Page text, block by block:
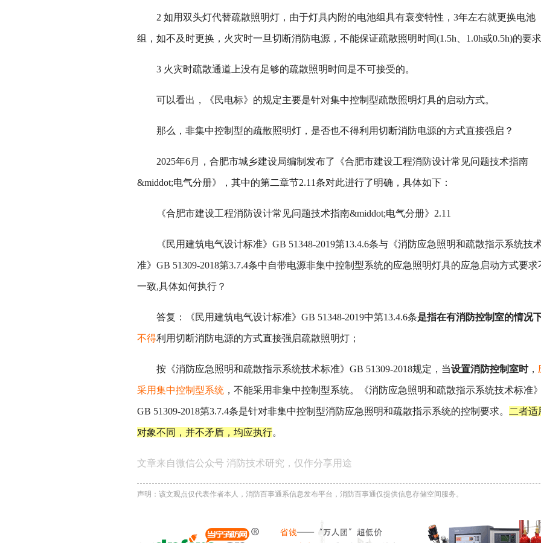
2 如用双头灯代替疏散照明灯，由于灯具内附的电池组具有衰变特性，3年左右就更换电池
组，如不及时更换，火灾时一旦切断消防电源，不能保证疏散照明时间(1.5h、1.0h或0.5h)的要
3 火灾时疏散通道上没有足够的疏散照明时间是不可接受的。
可以看出，《民电标》的规定主要是针对集中控制型疏散照明灯具的启动方式。
那么，非集中控制型的疏散照明灯，是否也不得利用切断消防电源的方式直接强启？
2025年6月，合肥市城乡建设局编制发布了《合肥市建设工程消防设计常见问题技术指南
&middot;电气分册》，其中的第二章节2.11条对此进行了明确，具体如下：
《合肥市建设工程消防设计常见问题技术指南&middot;电气分册》2.11
《民用建筑电气设计标准》GB 51348-2019第13.4.6条与《消防应急照明和疏散指示系统技
准》GB 51309-2018第3.7.4条中自带电源非集中控制型系统的应急照明灯具的应急启动方式要求
一致,具体如何执行？
答复：《民用建筑电气设计标准》GB 51348-2019中第13.4.6条是指在有消防控制室的情况
不得利用切断消防电源的方式直接强启疏散照明灯；
按《消防应急照明和疏散指示系统技术标准》GB 51309-2018规定，当设置消防控制室时，
采用集中控制型系统 ，不能采用非集中控制型系统。《消防应急照明和疏散指示系统技术标准
GB 51309-2018第3.7.4条是针对非集中控制型消防应急照明和疏散指示系统的控制要求。 二者适
对象不同，并不矛盾，均应执行。
文章来自微信公众号 消防技术研究，仅作分享用途
声明：该文观点仅代表作者本人，消防百事通系信息发布平台，消防百事通仅提供信息存储空间服务。